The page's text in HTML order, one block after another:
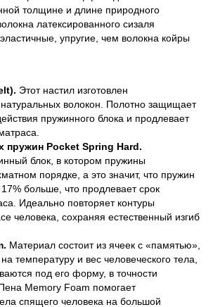
толщине и длине природного
латексированного сизаля
упругие, чем волокна койры
Этот настил изготовлен
натуральных волокон. Полотно защищает
пружинного блока и продлевает
пружин Pocket Spring Hard.
блок, в котором пружины
порядке, а это значит, что пружин
больше, что продлевает срок
Идеально повторяет контуры
человека, сохраняя естественный изгиб
Материал состоит из ячеек с «памятью»,
температуру и вес человеческого тела,
под его форму, в точности
Memory Foam помогает
спящего человека на большой